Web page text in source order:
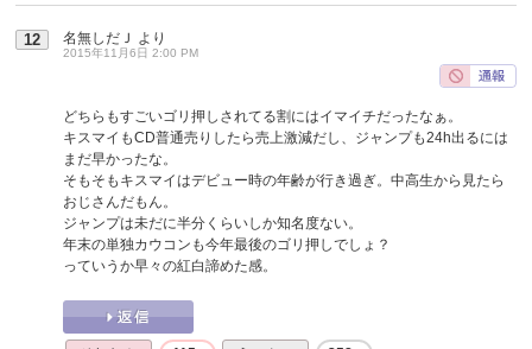
12 名無しだＪ より
2015年11月6日 2:00 PM
どちらもすごいゴリ押しされてる割にはイマイチだったなぁ。
キスマイもCD普通売りしたら売上激減だし、ジャンプも24h出るには
まだ早かったな。
そもそもキスマイはデビュー時の年齢が行き過ぎ。中高生から見たら
おじさんだもん。
ジャンプは未だに半分くらいしか知名度ない。
年末の単独カウコンも今年最後のゴリ押しでしょ？
っていうか早々の紅白諦めた感。